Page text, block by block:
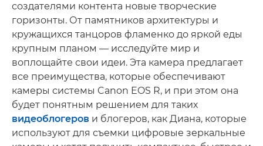
создателями контента новые творческие
горизонты. От памятников архитектуры и
кружащихся танцоров фламенко до яркой еды
крупным планом — исследуйте мир и
воплощайте свои идеи. Эта камера предлагает
все преимущества, которые обеспечивают
камеры системы Canon EOS R, и при этом она
будет понятным решением для таких
видеоблогеров и блогеров, как Диана, которые
используют для съемки цифровые зеркальные